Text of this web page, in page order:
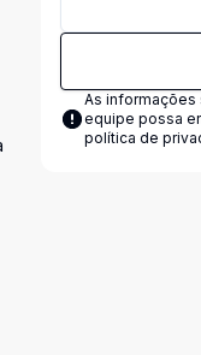
As informações
equipe possa
política de